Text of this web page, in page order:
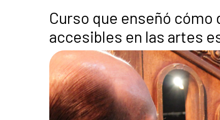
Curso que enseñó
accesibles en las artes